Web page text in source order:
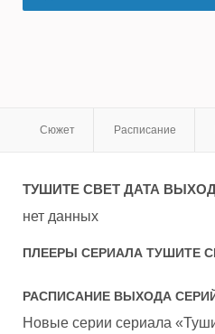
Сюжет Расписание
ТУШИТЕ СВЕТДАТА
нет данных
ПЛЕЕРЫ СЕРИАЛА ТУШИТЕ
РАСПИСАНИЕ ВЫХОДА
Новые серии сериала